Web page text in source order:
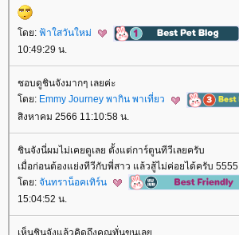
ดย: ฟ้าใสวันใหม่
10:49:29 น.
ชอบดูชินจังมากๆ เลยค่ะ
ดย: Emmy Journey พากิน พาเที่ยว
สิงหาคม 2566 11:10:58 น.
ชินจังนี่ผมไม่เคยดูเลย ตั้งแต่การ์ตูนทีวีเลยครับ
เมื่อก่อนต้องแย่งทีวีกับพี่สาว แล้วสู้ไม่ค่อยได้ครับ 5555
ดย: จันทราน็อคเทิร์น
15:04:52 น.
เห็นชินจังแล้วคิดถึงคุณทั่นขุนเล